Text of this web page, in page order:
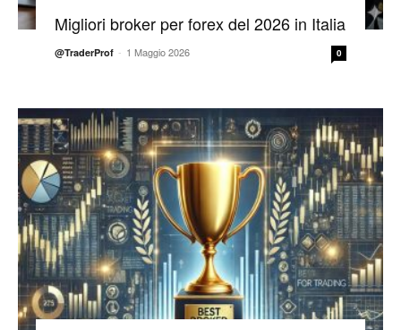
Migliori broker per forex del 2026 in Italia
@TraderProf - 1 Maggio 2026 0